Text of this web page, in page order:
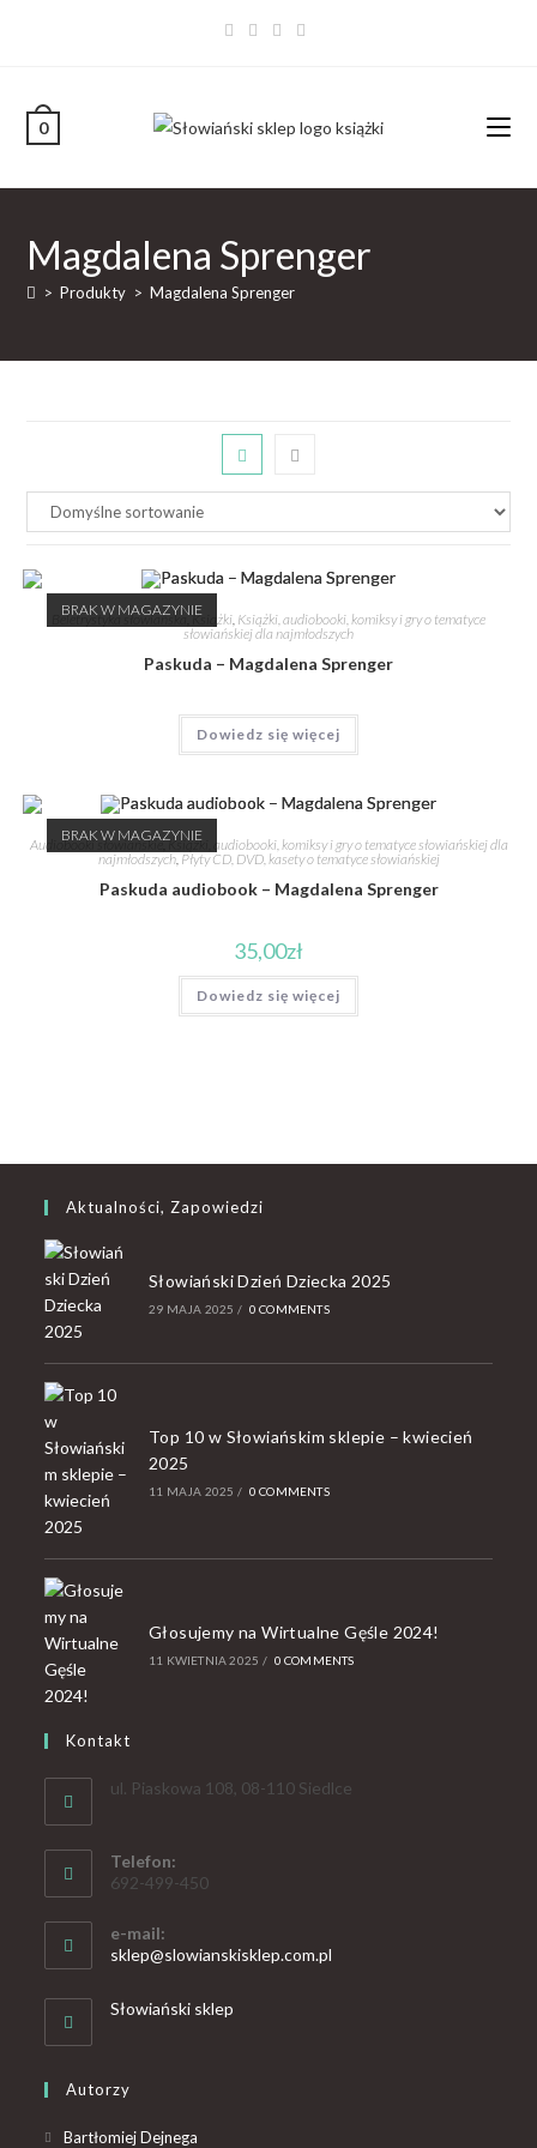
0
Magdalena Sprenger
> Produkty > Magdalena Sprenger
BRAK W MAGAZYNIE
Beletrystyka słowiańska ,Książki, Książki, audiobooki, komiksy i gry o tematyce
słowiańskiej dla najmłodszych
Paskuda – Magdalena Sprenger
Dowiedz się więcej
BRAK W MAGAZYNIE
Audiobooki słowiańskie,Książki, audiobooki, komiksy i gry o tematyce słowiańskiej dla
najmłodszych, Płyty CD, DVD, kasety o tematyce słowiańskiej
Paskuda audiobook – Magdalena Sprenger
35,00zł
Dowiedz się więcej
Aktualności, Zapowiedzi
Słowiański Dzień Dziecka 2025
29 MAJA 2025 / 0 COMMENTS
Top 10 w Słowiańskim sklepie – kwiecień
2025
11 MAJA 2025 / 0 COMMENTS
Głosujemy na Wirtualne Gęśle 2024!
11 KWIETNIA 2025 / 0 COMMENTS
Kontakt
ul. Piaskowa 108, 08-110 Siedlce
Telefon:
692-499-450
e-mail:
sklep@slowianskisklep.com.pl
Słowiański sklep
Autorzy
Bartłomiej Dejnega